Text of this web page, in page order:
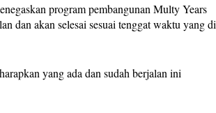
program pembangunan Multy Years
dan akan selesai sesuai tenggat waktu yang di
yang ada dan sudah berjalan ini